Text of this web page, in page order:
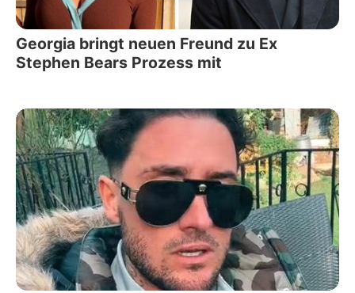
Georgia bringt neuen Freund zu Ex
Stephen Bears Prozess mit